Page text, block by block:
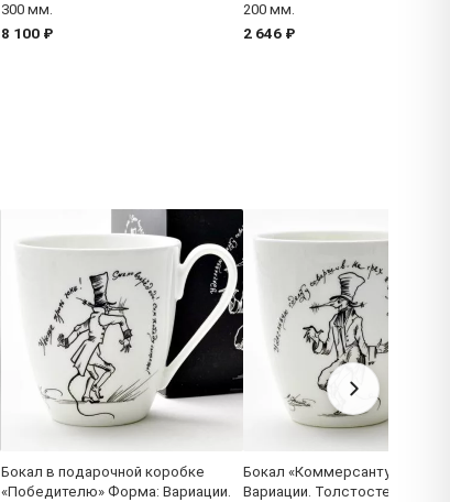
300 мм.
8 100 ₽
200 мм.
2 646 ₽
Бокал в подарочной коробке
«Победителю» Форма: Вариации.
Бокал «Коммерсанту»
Вариации. Толстостенный